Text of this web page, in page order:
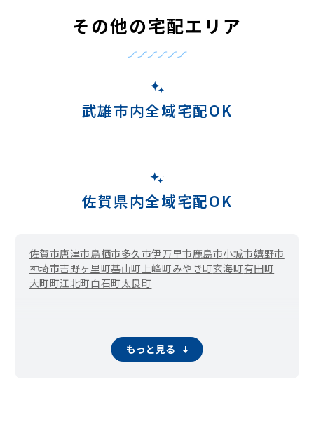
その他の宅配エリア
武雄市内全域宅配OK
佐賀県内全域宅配OK
佐賀市唐津市鳥栖市多久市伊万里市鹿島市小城市嬉野市
神埼市吉野ヶ里町基山町 上峰町みやき町玄海町有田町
大町町江北町白石町太良町
もっと見る